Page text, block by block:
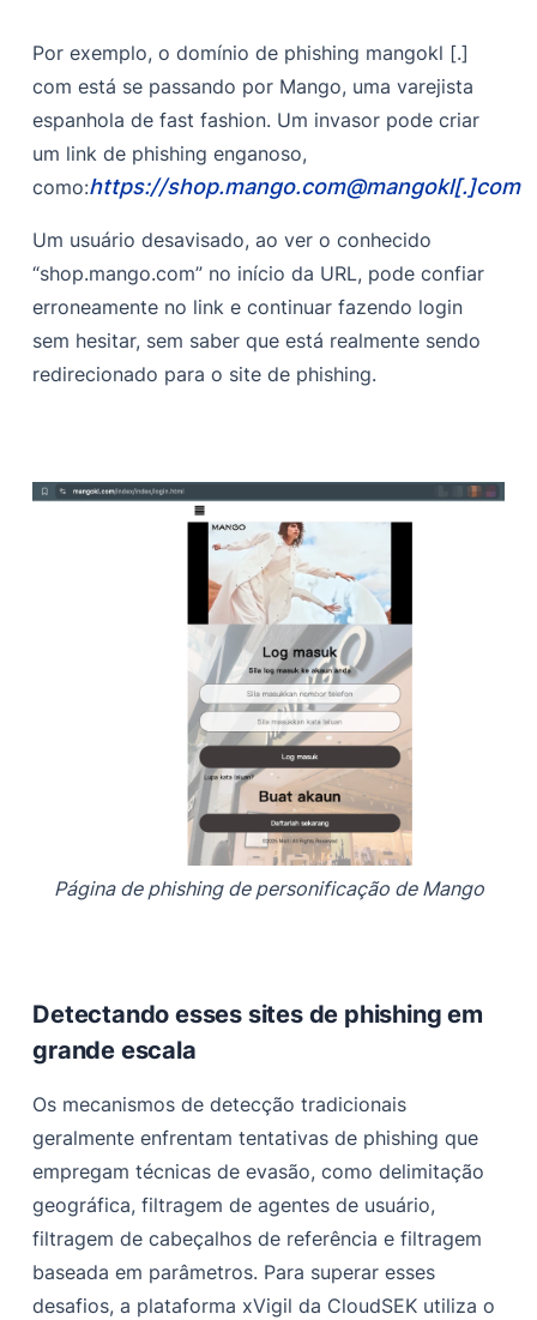
Por exemplo, o domínio de phishing mangokl [.]
com está se passando por Mango, uma varejista
espanhola de fast fashion. Um invasor pode criar
um link de phishing enganoso,
como:https://shop.mango.com@mangokl[.]com
Um usuário desavisado, ao ver o conhecido
“shop.mango.com” no início da URL, pode confiar
erroneamente no link e continuar fazendo login
sem hesitar, sem saber que está realmente sendo
redirecionado para o site de phishing.
Página de phishing de personificação de Mango
Detectando esses sites de phishing em
grande escala
Os mecanismos de detecção tradicionais
geralmente enfrentam tentativas de phishing que
empregam técnicas de evasão, como delimitação
geográfica, filtragem de agentes de usuário,
filtragem de cabeçalhos de referência e filtragem
baseada em parâmetros. Para superar esses
desafios, a plataforma xVigil da CloudSEK utiliza o